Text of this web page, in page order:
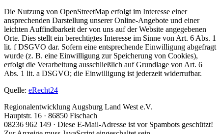
Die Nutzung von OpenStreetMap erfolgt im Interesse einer
ansprechenden Darstellung unserer Online-Angebote und einer
leichten Auffindbarkeit der von uns auf der Website angegebenen
Orte. Dies stellt ein berechtigtes Interesse im Sinne von Art. 6 Abs. 1
lit. f DSGVO dar. Sofern eine entsprechende Einwilligung abgefragt
wurde (z. B. eine Einwilligung zur Speicherung von Cookies),
erfolgt die Verarbeitung ausschließlich auf Grundlage von Art. 6
Abs. 1 lit. a DSGVO; die Einwilligung ist jederzeit widerrufbar.
Quelle: eRecht24
Regionalentwicklung Augsburg Land West e.V.
Hauptstr. 16 · 86850 Fischach
08236 962 149 · Diese E-Mail-Adresse ist vor Spambots geschützt!